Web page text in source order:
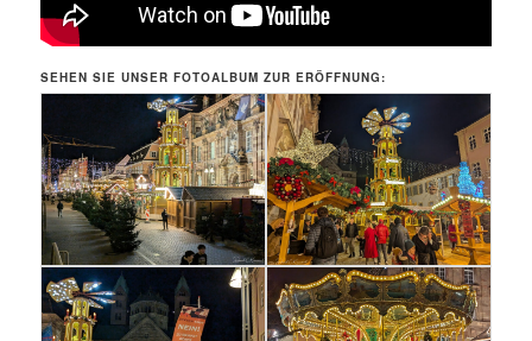
SEHEN SIE UNSER FOTOALBUM ZUR ERÖFFNUNG: